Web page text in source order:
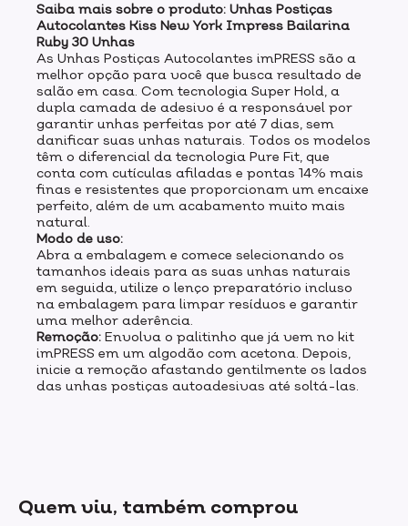
Saiba mais sobre o produto: Unhas Postiças
Autocolantes Kiss New York Impress Bailarina
Ruby 30 Unhas
As Unhas Postiças Autocolantes imPRESS são a
melhor opção para você que busca resultado de
salão em casa. Com tecnologia Super Hold, a
dupla camada de adesivo é a responsável por
garantir unhas perfeitas por até 7 dias, sem
danificar suas unhas naturais. Todos os modelos
têm o diferencial da tecnologia Pure Fit, que
conta com cutículas afiladas e pontas 14% mais
finas e resistentes que proporcionam um encaixe
perfeito, além de um acabamento muito mais
natural.
Modo de uso:
Abra a embalagem e comece selecionando os
tamanhos ideais para as suas unhas naturais
em seguida, utilize o lenço preparatório incluso
na embalagem para limpar resíduos e garantir
uma melhor aderência.
Remoção: Envolva o palitinho que já vem no kit
imPRESS em um algodão com acetona. Depois,
inicie a remoção afastando gentilmente os lados
das unhas postiças autoadesivas até soltá-las.
Quem viu, também comprou